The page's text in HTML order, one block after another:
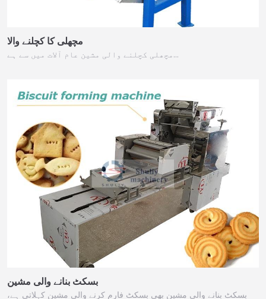
مچھلی کا کچلنے والا
مچھلی کچلنے والی مشین عام آلات میں سے ہے…
بسکٹ بنانے والی مشین
بسکٹ بنانے والی مشین بھی بسکٹ فارم کرنے والی مشین کہلاتی ہے،